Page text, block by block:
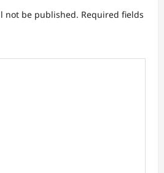
not be published. Required fields